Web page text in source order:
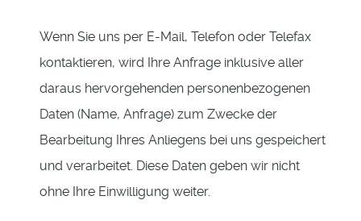
Wenn Sie uns per E-Mail, Telefon oder Telefax
kontaktieren, wird Ihre Anfrage inklusive aller
daraus hervorgehenden personenbezogenen
Daten (Name, Anfrage) zum Zwecke der
Bearbeitung Ihres Anliegens bei uns gespeichert
und verarbeitet. Diese Daten geben wir nicht
ohne Ihre Einwilligung weiter.